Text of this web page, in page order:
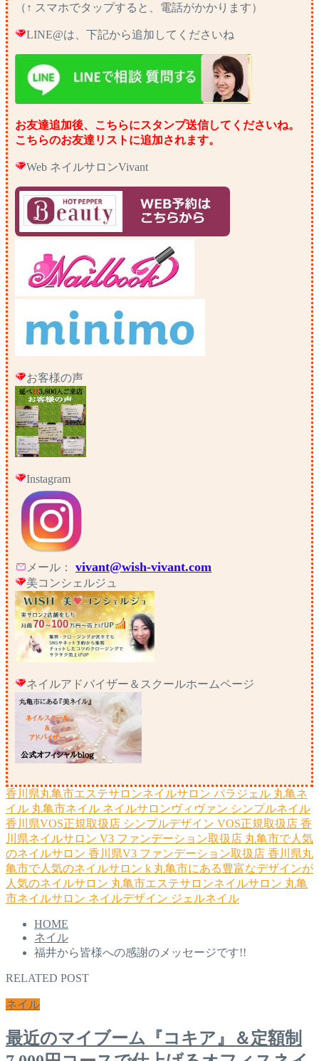
（↑ スマホでタップすると、電話がかかります）
LINE@は、下記から追加してくださいね
お友達追加後、こちらにスタンプ送信してくださいね。
こちらのお友達リストに追加されます。
Web ネイルサロンVivant
お客様の声
Instagram
メール： vivant@wish-vivant.com
美コンシェルジュ
ネイルアドバイザー＆スクールホームページ
香川県丸亀市エステサロンネイルサロン パラジェル 丸亀ネ
イル 丸亀市ネイル ネイルサロンヴィヴァン シンプルネイル
香川県VOS正規取扱店 シンプルデザイン VOS正規取扱店 香
川県ネイルサロン V3 ファンデーション取扱店 丸亀市で人気
のネイルサロン 香川県V3 ファンデーション取扱店 香川県丸
亀市で人気のネイルサロン k 丸亀市にある豊富なデザインが
人気のネイルサロン 丸亀市エステサロンネイルサロン 丸亀
市ネイルサロン ネイルデザイン ジェルネイル
HOME
ネイル
福井から皆様への感謝のメッセージです!!
RELATED POST
ネイル
最近のマイブーム『コキア』＆定額制